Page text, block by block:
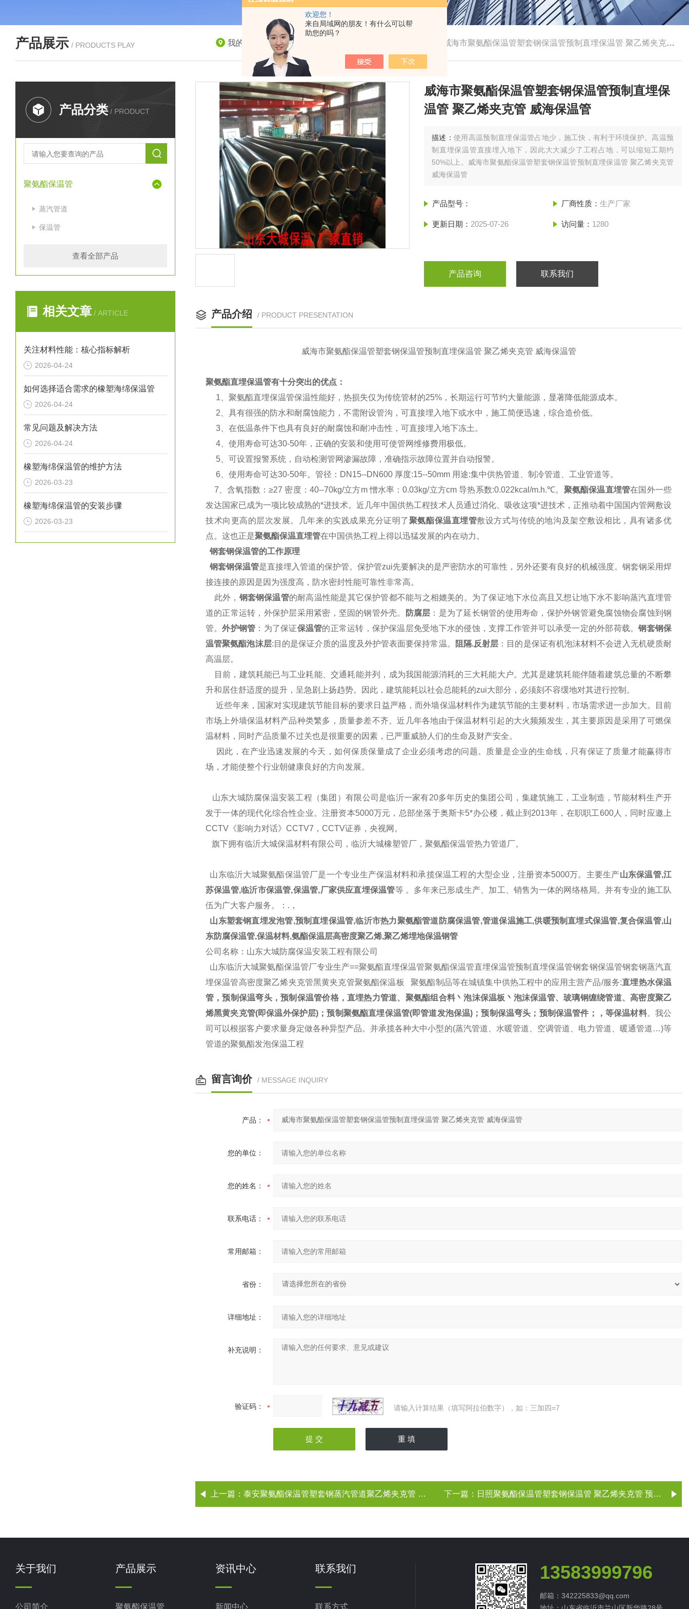
欢迎您！
来自局域网的朋友！有什么可以帮
助您的吗？
产品展示 / PRODUCTS PLAY 我的位置：首页> 威海市聚氨酯保温管塑套钢保温管预制直埋保温管 聚乙烯夹克管 威海保温管
产品分类 / PRODUCT
聚氨酯保温管
蒸汽管道
保温管
查看全部产品
相关文章 / ARTICLE
关注材料性能：核心指标解析
2026-04-24
如何选择适合需求的橡塑海绵保温管
2026-04-24
常见问题及解决方法
2026-04-24
橡塑海绵保温管的维护方法
2026-03-23
橡塑海绵保温管的安装步骤
2026-03-23
威海市聚氨酯保温管塑套钢保温管预制直埋保
温管 聚乙烯夹克管 威海保温管
描述：使用高温预制直埋保温管占地少，施工快，有利于环境保护。高温预
制直埋保温管直接埋入地下，因此大大减少了工程占地，可以缩短工期约
50%以上。威海市聚氨酯保温管塑套钢保温管预制直埋保温管 聚乙烯夹克管
威海保温管
产品型号： 厂商性质： 生产厂家
更新日期： 2025-07-26 访问量： 1280
产品咨询 联系我们
产品介绍 / PRODUCT PRESENTATION
威海市聚氨酯保温管塑套钢保温管预制直埋保温管 聚乙烯夹克管 威海保温管
聚氨酯直埋保温管有十分突出的优点：
1、聚氨酯直埋保温管保温性能好，热损失仅为传统管材的25%，长期运行可节约大量能源，显著降低能源成本。
2、具有很强的防水和耐腐蚀能力，不需附设管沟，可直接埋入地下或水中，施工简便迅速，综合造价低。
3、在低温条件下也具有良好的耐腐蚀和耐冲击性，可直接埋入地下冻土。
4、使用寿命可达30-50年，正确的安装和使用可使管网维修费用极低。
5、可设置报警系统，自动检测管网渗漏故障，准确指示故障位置并自动报警。
6、使用寿命可达30-50年。管径：DN15--DN600 厚度:15--50mm 用途:集中供热管道、制冷管道、工业管道等。
7、含氧指数：≥27 密度：40--70kg/立方m 憎水率：0.03kg/立方cm 导热系数:0.022kcal/m.h.℃。 聚氨酯保温直埋管在国外一些
发达国家已成为一项比较成熟的*进技术。近几年中国供热工程技术人员通过消化、吸收这项*进技术，正推动着中国国内管网敷设
技术向更高的层次发展。几年来的实践成果充分证明了聚氨酯保温直埋管敷设方式与传统的地沟及架空敷设相比，具有诸多优
点。这也正是聚氨酯保温直埋管在中国供热工程上得以迅猛发展的内在动力。
钢套钢保温管的工作原理
钢套钢保温管是直接埋入管道的保护管。保护管zui先要解决的是严密防水的可靠性，另外还要有良好的机械强度。钢套钢采用焊
接连接的原因是因为强度高，防水密封性能可靠性非常高。
此外， 钢套钢保温管的耐高温性能是其它保护管都不能与之相媲美的。为了保证地下水位高且又想让地下水不影响蒸汽直埋管
道的正常运转，外保护层采用紧密，坚固的钢管外壳。
防腐层 ：是为了延长钢管的使用寿命，保护外钢管避免腐蚀物会腐蚀到钢
管。外护钢管 ：为了保证保温管的正常运转，保护保温层免受地下水的侵蚀，支撑工作管并可以承受一定的外部荷载。钢套钢保
温管聚氨酯泡沫层:目的是保证介质的温度及外护管表面要保持常温。 阻隔.反射层 ：目的是保证有机泡沫材料不会进入无机硬质耐
高温层。
目前，建筑耗能已与工业耗能、交通耗能并列，成为我国能源消耗的三大耗能大户。尤其是建筑耗能伴随着建筑总量的不断攀
升和居住舒适度的提升，呈急剧上扬趋势。因此，建筑能耗以社会总能耗的zui大部分，必须刻不容缓地对其进行控制。
近些年来，国家对实现建筑节能目标的要求日益严格，而外墙保温材料作为建筑节能的主要材料，市场需求进一步加大。目前
市场上外墙保温材料产品种类繁多，质量参差不齐。近几年各地由于保温材料引起的大火频频发生，其主要原因是采用了可燃保
温材料，同时产品质量不过关也是很重要的因素，已严重威胁人们的生命及财产安全。
因此，在产业迅速发展的今天，如何保质保量成了企业必须考虑的问题。质量是企业的生命线，只有保证了质量才能赢得市
场，才能使整个行业朝健康良好的方向发展。
山东大城防腐保温安装工程（集团）有限公司是临沂一家有20多年历史的集团公司，集建筑施工，工业制造，节能材料生产开
发于一体的现代化综合性企业。注册资本5000万元，总部坐落于奥斯卡5*办公楼，截止到2013年，在职职工600人，同时应邀上
CCTV《影响力对话》CCTV7，CCTV证券，央视网。
旗下拥有临沂大城保温材料有限公司，临沂大城橡塑管厂，聚氨酯保温管热力管道厂。
山东临沂大城聚氨酯保温管厂是一个专业生产保温材料和承揽保温工程的大型企业，注册资本5000万。主要生产山东保温管,江
苏保温管,临沂市保温管,保温管,厂家供应直埋保温管等 。多年来已形成生产、加工、销售为一体的网络格局。并有专业的施工队
伍为广大客户服务。：.，
山东塑套钢直埋发泡管,预制直埋保温管,临沂市热力聚氨酯管道防腐保温管,管道保温施工,供暖预制直埋式保温管,复合保温管,山
东防腐保温管,保温材料,氨酯保温层高密度聚乙烯,聚乙烯埋地保温钢管
公司名称：山东大城防腐保温安装工程有限公司
山东临沂大城聚氨酯保温管厂专业生产==聚氨酯直埋保温管聚氨酯保温管直埋保温管预制直埋保温管钢套钢保温管钢套钢蒸汽直
埋保温管高密度聚乙烯夹克管黑黄夹克管聚氨酯保温板 聚氨酯制品等在城镇集中供热工程中的应用主营产品/服务:直埋热水保温
管，预制保温弯头，预制保温管价格，直埋热力管道、聚氨酯组合料丶泡沫保温板丶泡沫保温管、玻璃钢缠绕管道、高密度聚乙
烯黑黄夹克管(即保温外保护层)；预制聚氨酯直埋保温管(即管道发泡保温)；预制保温弯头；预制保温管件；，等保温材料。我公
司可以根据客户要求量身定做各种异型产品。并承揽各种大中小型的(蒸汽管道、水暖管道、空调管道、电力管道、暖通管道…)等
管道的聚氨酯发泡保温工程
留言询价 / MESSAGE INQUIRY
产品：
您的单位：
您的姓名：
联系电话：
常用邮箱：
省份：
详细地址：
补充说明：
验证码： 请输入计算结果（填写阿拉伯数字），如：三加四=7
上一篇： 泰安聚氨酯保温管塑套钢蒸汽管道聚乙烯夹克管 预制直埋保温管泰安保温管 下一篇： 日照聚氨酯保温管塑套钢保温管 聚乙烯夹克管 预制直埋保温管 日照保温管
关于我们
公司简介
产品展示
聚氨酯保温管
资讯中心
新闻中心
联系我们
联系方式
13583999796
邮箱：342225833@qq.com